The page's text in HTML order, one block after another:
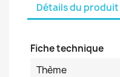
Détails du produit
Fiche technique
Thème